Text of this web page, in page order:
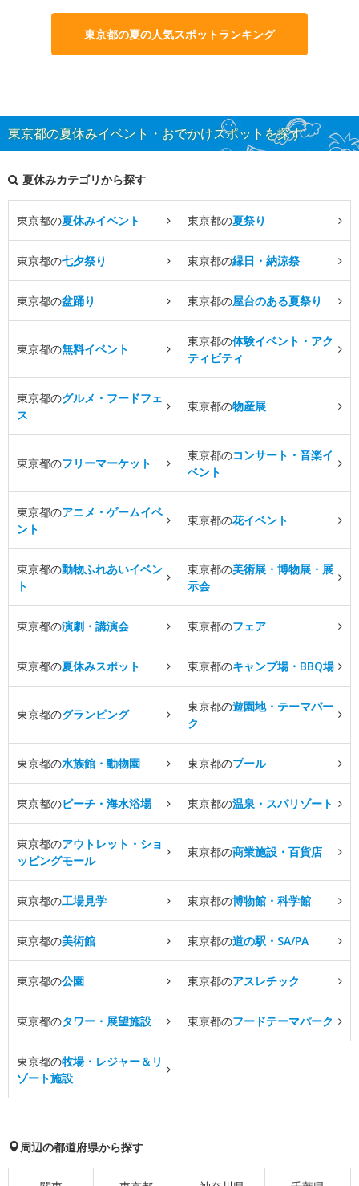
東京都の夏の人気スポットランキング
東京都の夏休みイベント・おでかけスポットを探す
夏休みカテゴリから探す
東京都の夏休みイベント 東京都の夏祭り
東京都の七夕祭り 東京都の縁日・納涼祭
東京都の盆踊り 東京都の屋台のある夏祭り
東京都の無料イベント
東京都の体験イベント・アク
ティビティ
東京都のグルメ・フードフェ
ス
東京都の物産展
東京都のフリーマーケット
東京都のコンサート・音楽イ
ベント
東京都のアニメ・ゲームイベ
ント
東京都の花イベント
東京都の動物ふれあいイベン
ト
東京都の美術展・博物展・展
示会
東京都の演劇・講演会 東京都のフェア
東京都の夏休みスポット 東京都のキャンプ場・BBQ場
東京都のグランピング
東京都の遊園地・テーマパー
ク
東京都の水族館・動物園 東京都のプール
東京都のビーチ・海水浴場 東京都の温泉・スパリゾート
東京都のアウトレット・ショ
ッピングモール
東京都の商業施設・百貨店
東京都の工場見学 東京都の博物館・科学館
東京都の美術館 東京都の道の駅・SA/PA
東京都の公園 東京都のアスレチック
東京都のタワー・展望施設 東京都のフードテーマパーク
東京都の牧場・レジャー＆リ
ゾート施設
周辺の都道府県から探す